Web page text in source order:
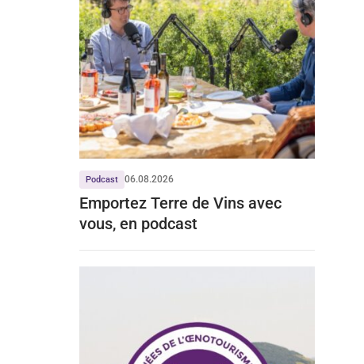
Podcast 06.08.2026
Emportez Terre de Vins avec
vous, en podcast